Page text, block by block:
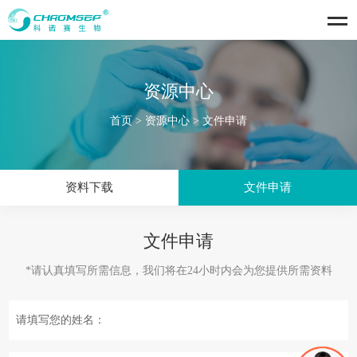
资源中心
首页> 资源中心> 文件申请
资料下载 文件申请
文件申请
*请认真填写所需信息，我们将在24小时内会为您提供所需资料